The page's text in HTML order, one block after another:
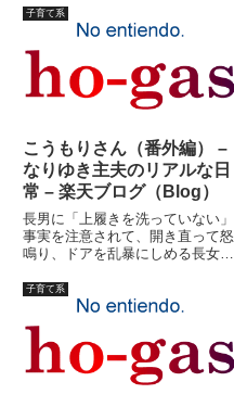
子育て系
こうもりさん（番外編） –
なりゆき主夫のリアルな日
常 – 楽天ブログ（Blog）
長男に「上履きを洗っていない」
事実を注意されて、開き直って怒
鳴り、ドアを乱暴にしめる長女に
怒られることも判っているとはい
え、長女が階段を上がってきた。
「で、オレにいうことはなん
だ？」「ごめんなさい」「なにに
対し...
子育て系